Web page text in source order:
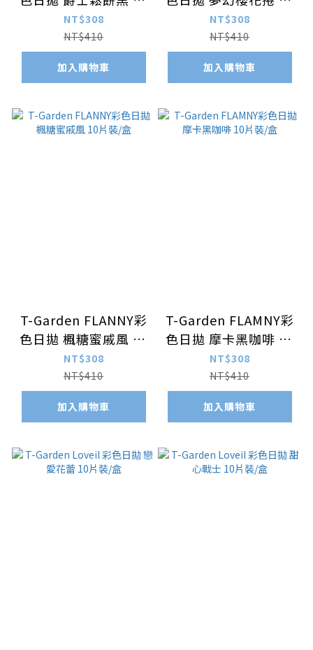
片裝/盒
NT$308
NT$410
加入購物車
片裝/盒
NT$308
NT$410
加入購物車
T-Garden FLANNY彩
色日拋 楓糖蜜戚風 10
片裝/盒
NT$308
NT$410
加入購物車
T-Garden FLAMNY彩
色日拋 摩卡黑咖啡 10
片裝/盒
NT$308
NT$410
加入購物車